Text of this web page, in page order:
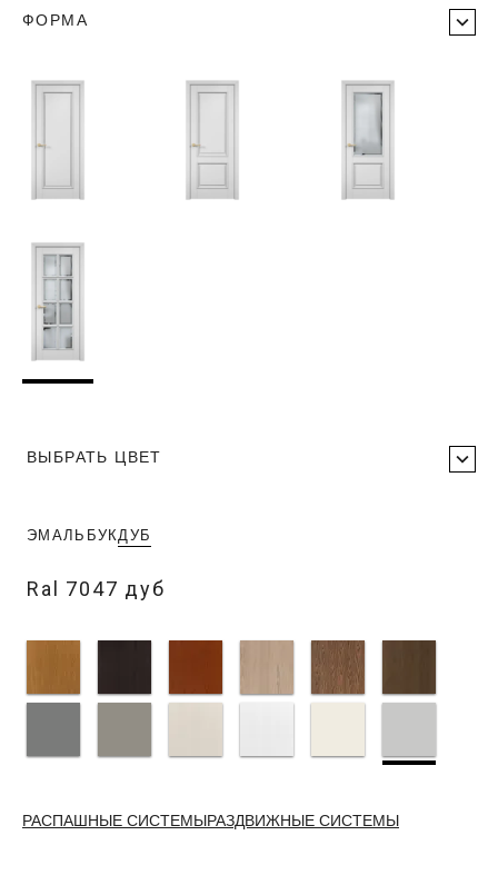
ФОРМА
ВЫБРАТЬ ЦВЕТ
ЭМАЛЬ БУКДУБ
Ral 7047 дуб
РАСПАШНЫЕ СИСТЕМЫРАЗДВИЖНЫЕ СИСТЕМЫ